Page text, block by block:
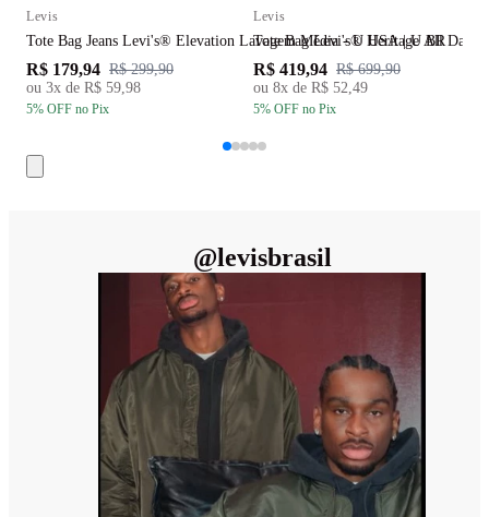
Levis
Tote Bag Jeans Levi's® Elevation Lavagem Média - U USA | U BR
R$ 179,94 R$ 299,90
ou 3x de R$ 59,98
5% OFF no Pix
Levis
Tote Bag Levi's® Heritage All Day
R$ 419,94 R$ 699,90
ou 8x de R$ 52,49
5% OFF no Pix
@levisbrasil